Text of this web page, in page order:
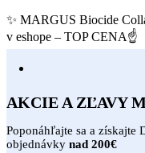
✨ MARGUS Biocide
v eshope – TOP CENA☝
AKCIE A ZĽAVY
Poponáhľajte sa a získajte
objednávky nad 200€